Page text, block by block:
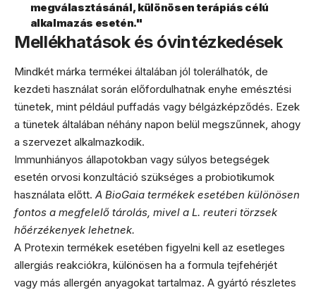
megválasztásánál, különösen terápiás célú
alkalmazás esetén."
Mellékhatások és óvintézkedések
Mindkét márka termékei általában jól tolerálhatók, de
kezdeti használat során előfordulhatnak enyhe emésztési
tünetek, mint például puffadás vagy bélgázképződés. Ezek
a tünetek általában néhány napon belül megszűnnek, ahogy
a szervezet alkalmazkodik.
Immunhiányos állapotokban vagy súlyos betegségek
esetén orvosi konzultáció szükséges a probiotikumok
használata előtt. A BioGaia termékek esetében különösen
fontos a megfelelő tárolás, mivel a L. reuteri törzsek
hőérzékenyek lehetnek.
A Protexin termékek esetében figyelni kell az esetleges
allergiás reakciókra, különösen ha a formula tejfehérjét
vagy más allergén anyagokat tartalmaz. A gyártó részletes